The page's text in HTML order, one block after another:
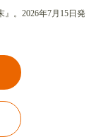
。2026年7月15日発